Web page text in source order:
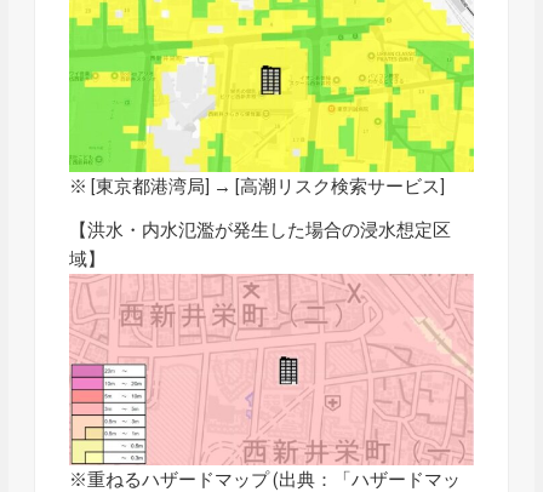
※ [東京都港湾局] → [高潮リスク検索サービス]
【洪水・内水氾濫が発生した場合の浸水想定区
域】
※重ねるハザードマップ (出典：「ハザードマッ